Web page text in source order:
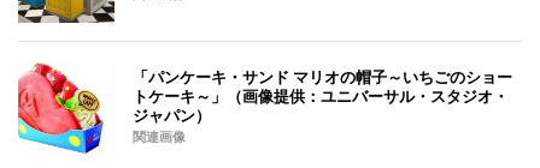
「パンケーキ・サンド マリオの帽子～いちごのショー
トケーキ～」（画像提供：ユニバーサル・スタジオ・
ジャパン）
関連画像